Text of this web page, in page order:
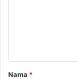
rNama *